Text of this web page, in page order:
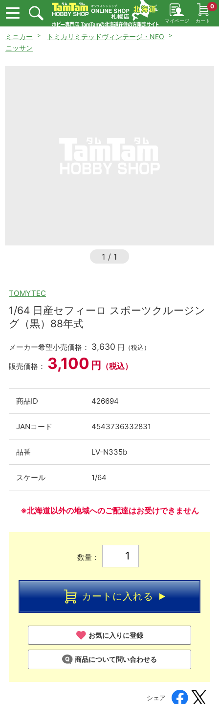
マイページ カート
0
ミニカー
トミカリミテッドヴィンテージ・NEO
ニッサン
1 / 1
TOMYTEC
1/64 日産セフィーロ スポーツクルージン
グ（黒）88年式
メーカー希望小売価格： 3,630 円 （税込）
販売価格： 3,100 円 （税込）
商品ID 426694
JANコード 4543736332831
品番 LV-N335b
スケール 1/64
※北海道以外の地域へのご配達はお受けできません
数量：
カートに入れる
お気に入りに登録
商品について問い合わせる
シェア